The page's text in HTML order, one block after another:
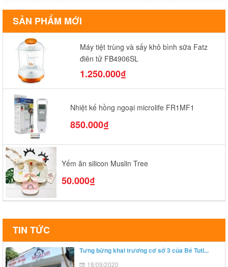
SẢN PHẨM MỚI
Máy tiệt trùng và sấy khô bình sữa Fatz
điện tử FB4906SL
1.250.000₫
Nhiệt kế hồng ngoại microlife FR1MF1
850.000₫
Yếm ăn silicon Muslin Tree
50.000₫
TIN TỨC
Tưng bừng khai trương cơ sở 3 của Bé Tuti...
18/09/2020